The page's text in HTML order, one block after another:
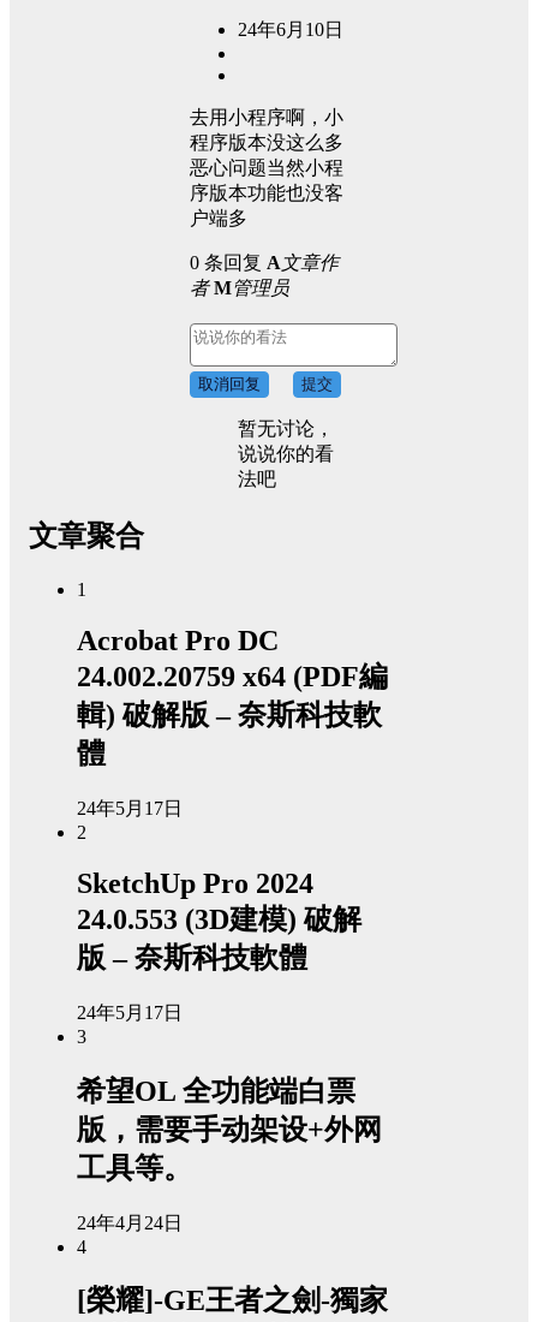
24年6月10日
去用小程序啊，小
程序版本没这么多
恶心问题当然小程
序版本功能也没客
户端多
0 条回复 A文章作
者 M管理员
取消回复 提交
暂无讨论，
说说你的看
法吧
文章聚合
1
Acrobat Pro DC
24.002.20759 x64 (PDF編
輯) 破解版 – 奈斯科技軟
體
24年5月17日
2
SketchUp Pro 2024
24.0.553 (3D建模) 破解
版 – 奈斯科技軟體
24年5月17日
3
希望OL 全功能端白票
版，需要手动架设+外网
工具等。
24年4月24日
4
[榮耀]-GE王者之劍-獨家